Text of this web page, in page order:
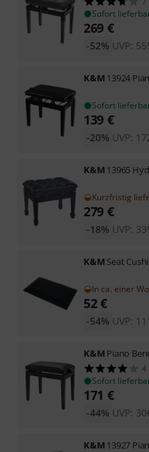
Sofort
269 €
UVP:
-52%
K&M 13924
Sofort
139 €
UVP:
-20%
K&M 13965
Kurzfristig
279 €
UVP:
-18%
K&M Seat
In ca. einer
52€
UVP:
-54%
K&M Piano
4
Sofort
171 €
UVP:
-44%
K&M 13927